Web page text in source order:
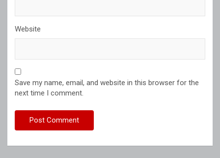
Website
Save my name, email, and website in this browser for the
next time I comment.